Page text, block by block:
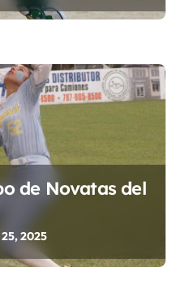
de Novatas del
2025